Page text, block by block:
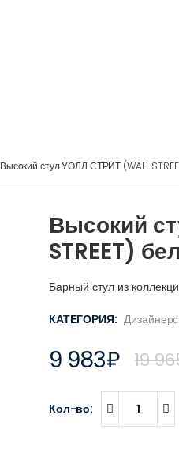
Высокий стул УОЛЛ СТРИТ (WALL
Высокий
STREET)
Барный стул из
КАТЕГОРИЯ:
9 983₽ 19
Кол-во: